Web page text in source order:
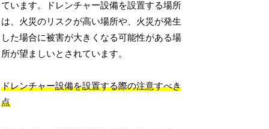
ています。ドレンチャー設備を設置する場所
は、火災のリスクが高い場所や、火災が発生
した場合に被害が大きくなる可能性がある場
所が望ましいとされています。
ドレンチャー設備を設置する際の注意すべき
点